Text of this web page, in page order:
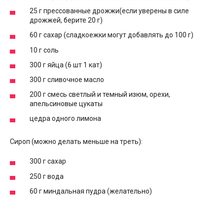
25 г прессованные дрожжи(если уверены в силе
дрожжей, берите 20 г)
60 г сахар (сладкоежки могут добавлять до 100 г)
10 г соль
300 г яйца (6 шт 1 кат)
300 г сливочное масло
200 г смесь светлый и темный изюм, орехи,
апельсиновые цукаты
цедра одного лимона
Сироп (можно делать меньше на треть):
300 г сахар
250 г вода
60 г миндальная пудра (желательно)